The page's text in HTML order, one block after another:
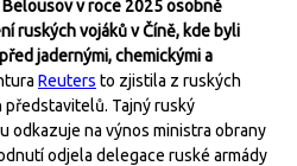
v roce 2025 osobně
ruských vojáků v Číně, kde byli
jadernými, chemickými a
Reuters to zjistila z ruských
Tajný ruský
odkazuje na výnos ministra obrany
odjela delegace ruské armády